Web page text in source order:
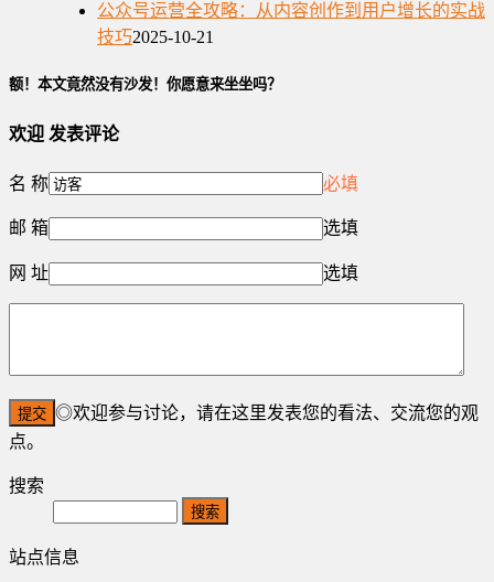
公众号运营全攻略：从内容创作到用户增长的实战
技巧2025-10-21
额！本文竟然没有沙发！你愿意来坐坐吗？
欢迎 发表评论
名 称 必填
邮 箱 选填
网 址 选填
◎欢迎参与讨论，请在这里发表您的看法、交流您的观
点。
搜索
Search
站点信息